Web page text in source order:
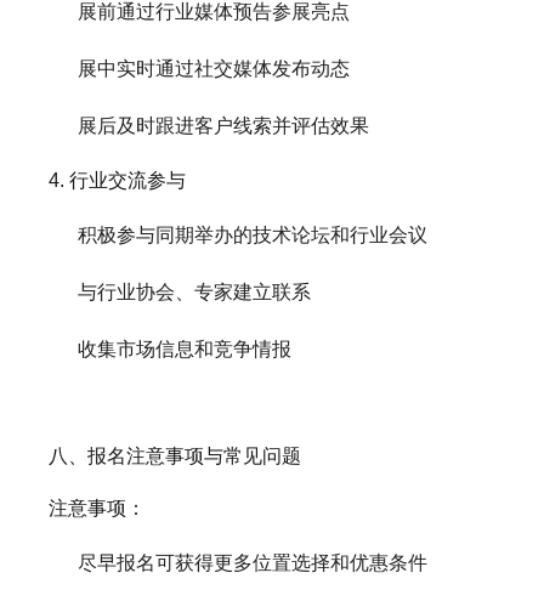
展前通过行业媒体预告参展亮点
展中实时通过社交媒体发布动态
展后及时跟进客户线索并评估效果
4. 行业交流参与
积极参与同期举办的技术论坛和行业会议
与行业协会、专家建立联系
收集市场信息和竞争情报
八、报名注意事项与常见问题
注意事项：
尽早报名可获得更多位置选择和优惠条件